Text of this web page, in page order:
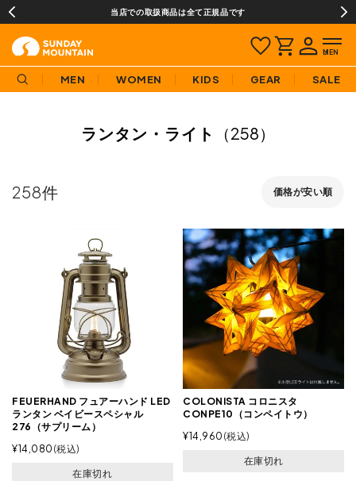
当店での取扱商品は全て正規品です
MEN WOMEN KIDS GEAR SALE
ランタン・ライト （258）
価格が安い順
258
FEUERHAND フュアーハンド LED
ランタン ベイビースペシャル
276（サプリーム）
¥14,080 税込
在庫切れ
COLONISTA コロニスタ
CONPE10（コンペイトウ）
¥14,960 税込
在庫切れ